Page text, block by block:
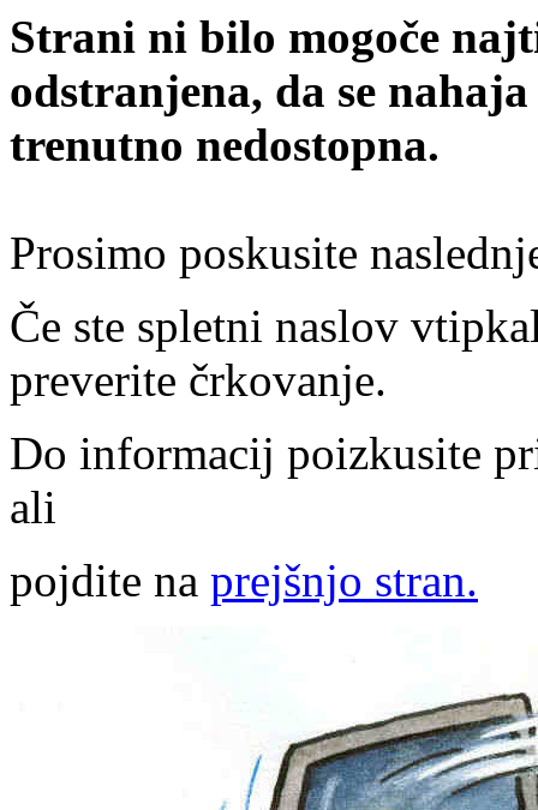
Strani ni bilo mogoče
odstranjena, da se
trenutno nedostopna.
Prosimo poskusite
Če ste spletni naslov
preverite črkovanje.
Do informacij poizkusite
ali
pojdite na prejšnjo stran.